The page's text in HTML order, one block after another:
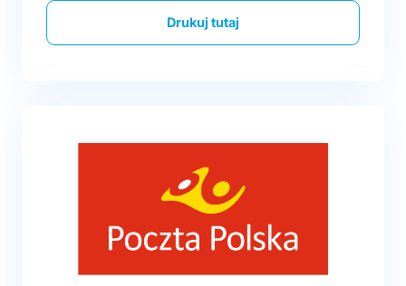
Drukuj tutaj